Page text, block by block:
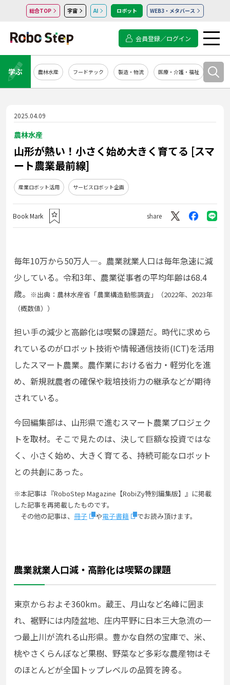
総合TOP 宇宙 AI ロボット WEB3・メタバース
会員登録／ログイン
学ぶ 農林水産 フードテック 製造・物流 医療・介護・福祉 シス
2025.04.09
農林水産
山形が熱い！小さく始め大きく育てる [スマ
ート農業最前線]
産業ロボット活用 サービスロボット企画
Book Mark share
毎年10万から50万人―。農業就業人口は毎年急速に減
少している。令和3年、農業従事者の平均年齢は68.4
歳。
※出典：農林水産省「農業構造動態調査」（2022年、2023年
（概数値））
担い手の減少と高齢化は喫緊の課題だ。時代に求めら
れているのがロボット技術や情報通信技術(ICT)を活用
したスマート農業。農作業における省力・軽労化を進
め、新規就農者の確保や栽培技術力の継承などが期待
されている。
今回編集部は、山形県で進むスマート農業プロジェク
トを取材。そこで見たのは、決して巨額な投資ではな
く、小さく始め、大きく育てる、持続可能なロボット
との共創にあった。
※本記事は『RoboStep Magazine【RobiZy特別編集版】』に掲載
した記事を再掲載したものです。
その他の記事は、 冊子 や電子書籍 でお読み頂けます。
農業就業人口減・高齢化は喫緊の課題
東京からおよそ360km。蔵王、月山など名峰に囲ま
れ、裾野には内陸盆地、庄内平野に日本三大急流の一
つ最上川が流れる山形県。豊かな自然の宝庫で、米、
桃やさくらんぼなど果樹、野菜など多彩な農産物はそ
のほとんどが全国トップレベルの品質を誇る。